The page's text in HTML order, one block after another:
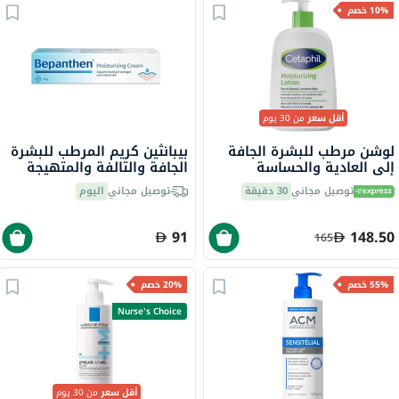
10% خصم
أقل سعرمن 30 يوم
لوشن مرطب للبشرة الجافة
إلى العادية والحساسة
سيتافيل، 473 ملتوصيل مجاني30 دقيقة
148.50
165
بيبانثين كريم المرطب للبشرة
الجافة والتالفة والمتهيجة
100 جرامتوصيل مجاني اليوم
91
55% خصم
20% خصم
Nurse's Choice
أقل سعرمن 30 يوم